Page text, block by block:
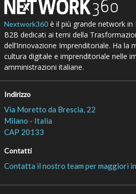
Nextwork360è il più grande network in
B2B dedicati ai temi della
dell’Innovazione Imprenditoriale. Ha la
cultura digitale e imprenditoriale nelle
amministrazioni italiane.
Indirizzo
Via Moretto da Brescia, 22
Milano - Italia
CAP 20133
Contatti
Contatta il nostro team per maggiori